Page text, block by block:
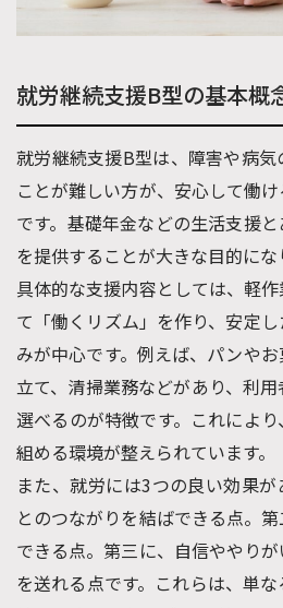
就労継続支援B型の基本概
就労継続支援B型は、障害や病気
ことが難しい方が、安心して働
です。基礎年金などの生活支援
を提供することが大きな目的にな
具体的な支援内容としては、軽
て「働くリズム」を作り、安定
みが中心です。例えば、パンや
立て、清掃業務などがあり、利
選べるのが特徴です。これによ
組める環境が整えられています。
また、就労には3つの良い効果
とのつながりを結ばできる点。
できる点。第三に、自信ややり
を送れる点です。これらは、単